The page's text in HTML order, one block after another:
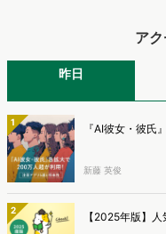
ア
昨日
1 『AI彼女・彼氏
新藤 英俊
2 【2025年版】